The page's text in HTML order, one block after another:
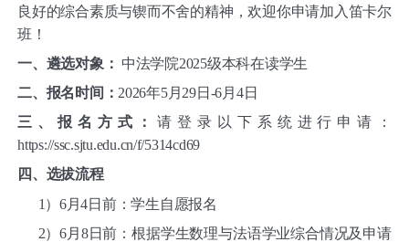
良好的综合素质与锲而不舍的精神，欢迎你申请加入笛卡尔
班！
一、 遴选对象： 中法学院2025级本科在读学生
二、 报名时间： 2026年5月29日-6月4日
三、 报名方式：请登录以下系统进行申请：
https://ssc.sjtu.edu.cn/f/5314cd69
四、 选拔流程
1） 6月4日前：学生自愿报名
2）6月8日前：根据学生数理与法语学业综合情况及申请